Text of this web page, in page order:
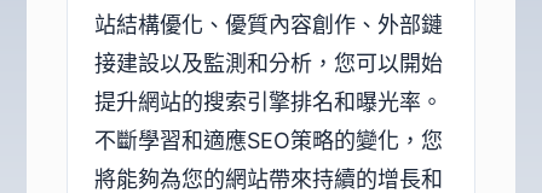
站結構優化、優質內容創作、外部鏈
接建設以及監測和分析，您可以開始
提升網站的搜索引擎排名和曝光率。
不斷學習和適應SEO策略的變化，您
將能夠為您的網站帶來持續的增長和